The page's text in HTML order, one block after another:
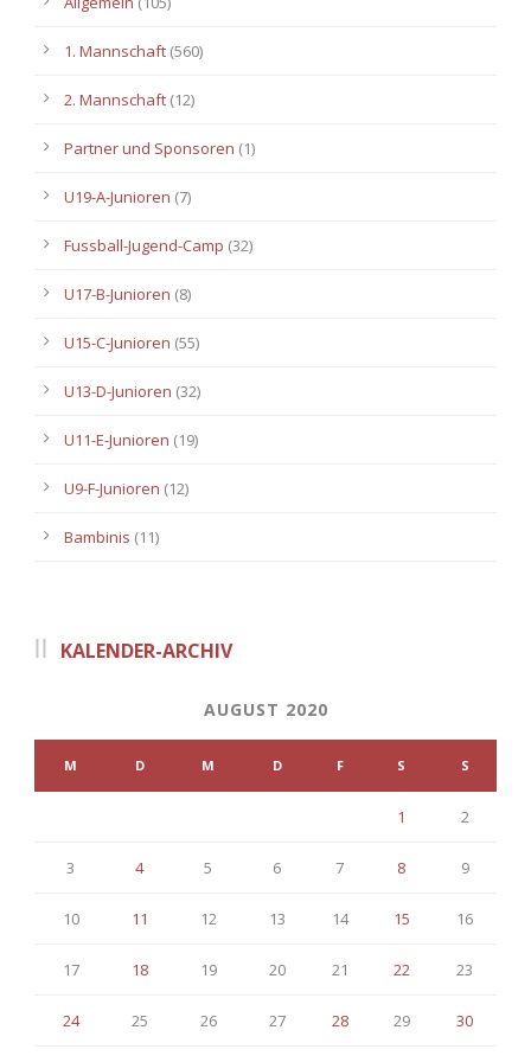
1. Mannschaft (560)
2. Mannschaft (12)
Partner und Sponsoren (1)
U19-A-Junioren (7)
Fussball-Jugend-Camp (32)
U17-B-Junioren (8)
U15-C-Junioren (55)
U13-D-Junioren (32)
U11-E-Junioren (19)
U9-F-Junioren (12)
Bambinis (11)
KALENDER-ARCHIV
AUGUST 2020
M D M D F S S
1 2
3 4 5 6 7 8 9
10 11 12 13 14 15 16
17 18 19 20 21 22 23
24 25 26 27 28 29 30